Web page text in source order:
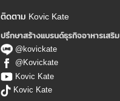
ติดตาม Kovic Kate
ปรึกษาสร้างแบรนด์ธุรกิจอาหารเสริม
@kovickate
@Kovickate
Kovic Kate
Kovic Kate